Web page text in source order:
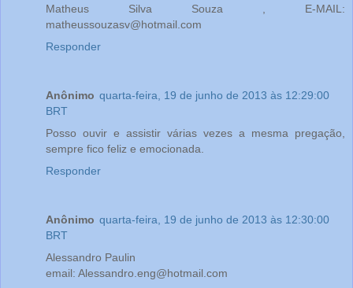
Matheus Silva Souza , E-MAIL:
matheussouzasv@hotmail.com
Responder
Anônimo quarta-feira, 19 de junho de 2013 às 12:29:00
BRT
Posso ouvir e assistir várias vezes a mesma pregação,
sempre fico feliz e emocionada.
Responder
Anônimo quarta-feira, 19 de junho de 2013 às 12:30:00
BRT
Alessandro Paulin
email: Alessandro.eng@hotmail.com